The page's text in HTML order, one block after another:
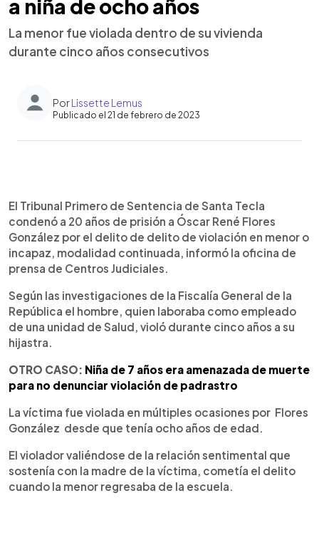
a niña de ocho años
La menor fue violada dentro de su vivienda
durante cinco años consecutivos
PorLissette Lemus
Publicado el 21 de febrero de 2023
Escuchar artículo
El Tribunal Primero de Sentencia de Santa Tecla
condenó a 20 años de prisión a Óscar René Flores
González por el delito de delito de violación en menor o
incapaz, modalidad continuada, informó la oficina de
prensa de Centros Judiciales.
Según las investigaciones de la Fiscalía General de la
República el hombre, quien laboraba como empleado
de una unidad de Salud, violó durante cinco años a su
hijastra.
OTRO CASO: Niña de 7 años era amenazada de muerte
para no denunciar violación de padrastro
La víctima fue violada en múltiples ocasiones por Flores
González desde que tenía ocho años de edad.
El violador valiéndose de la relación sentimental que
sostenía con la madre de la víctima, cometía el delito
cuando la menor regresaba de la escuela.